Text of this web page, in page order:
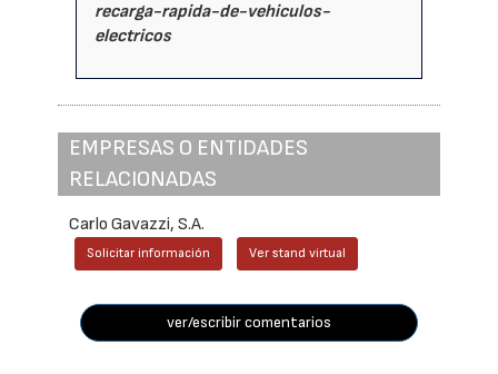
recarga-rapida-de-vehiculos-
electricos
EMPRESAS O ENTIDADES
RELACIONADAS
Carlo Gavazzi, S.A.
Solicitar información Ver stand virtual
ver/escribir comentarios